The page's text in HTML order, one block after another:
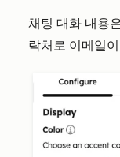
채팅 대화 내용
락처로 이메일